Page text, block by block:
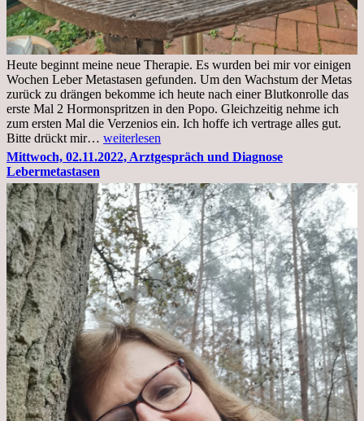
Heute beginnt meine neue Therapie. Es wurden bei mir vor einigen
Wochen Leber Metastasen gefunden. Um den Wachstum der Metas
zurück zu drängen bekomme ich heute nach einer Blutkonrolle das
erste Mal 2 Hormonspritzen in den Popo. Gleichzeitig nehme ich
zum ersten Mal die Verzenios ein. Ich hoffe ich vertrage alles gut.
Bitte drückt mir… Mittwoch,
09.11.2022
weiterlesen
Mittwoch, 02.11.2022, Arztgespräch und Diagnose
Lebermetastasen